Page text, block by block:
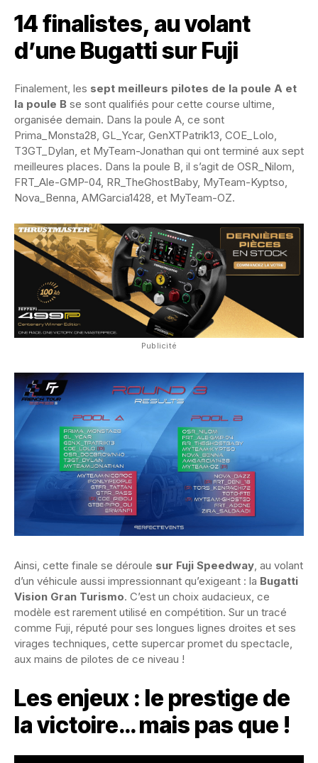
14 finalistes, au volant
d’une Bugatti sur Fuji
Finalement, les sept meilleurs pilotes de la poule A et
la poule B se sont qualifiés pour cette course ultime,
organisée demain. Dans la poule A, ce sont
Prima_Monsta28, GL_Ycar, GenXTPatrik13, COE_Lolo,
T3GT_Dylan, et MyTeam-Jonathan qui ont terminé aux sept
meilleures places. Dans la poule B, il s’agit de OSR_Nilom,
FRT_Ale-GMP-04, RR_TheGhostBaby, MyTeam-Kyptso,
Nova_Benna, AMGarcia1428, et MyTeam-OZ.
Publicité
Ainsi, cette finale se déroule sur Fuji Speedway, au volant
d’un véhicule aussi impressionnant qu’exigeant : la Bugatti
Vision Gran Turismo. C’est un choix audacieux, ce
modèle est rarement utilisé en compétition. Sur un tracé
comme Fuji, réputé pour ses longues lignes droites et ses
virages techniques, cette supercar promet du spectacle,
aux mains de pilotes de ce niveau !
Les enjeux : le prestige de
la victoire… mais pas que !